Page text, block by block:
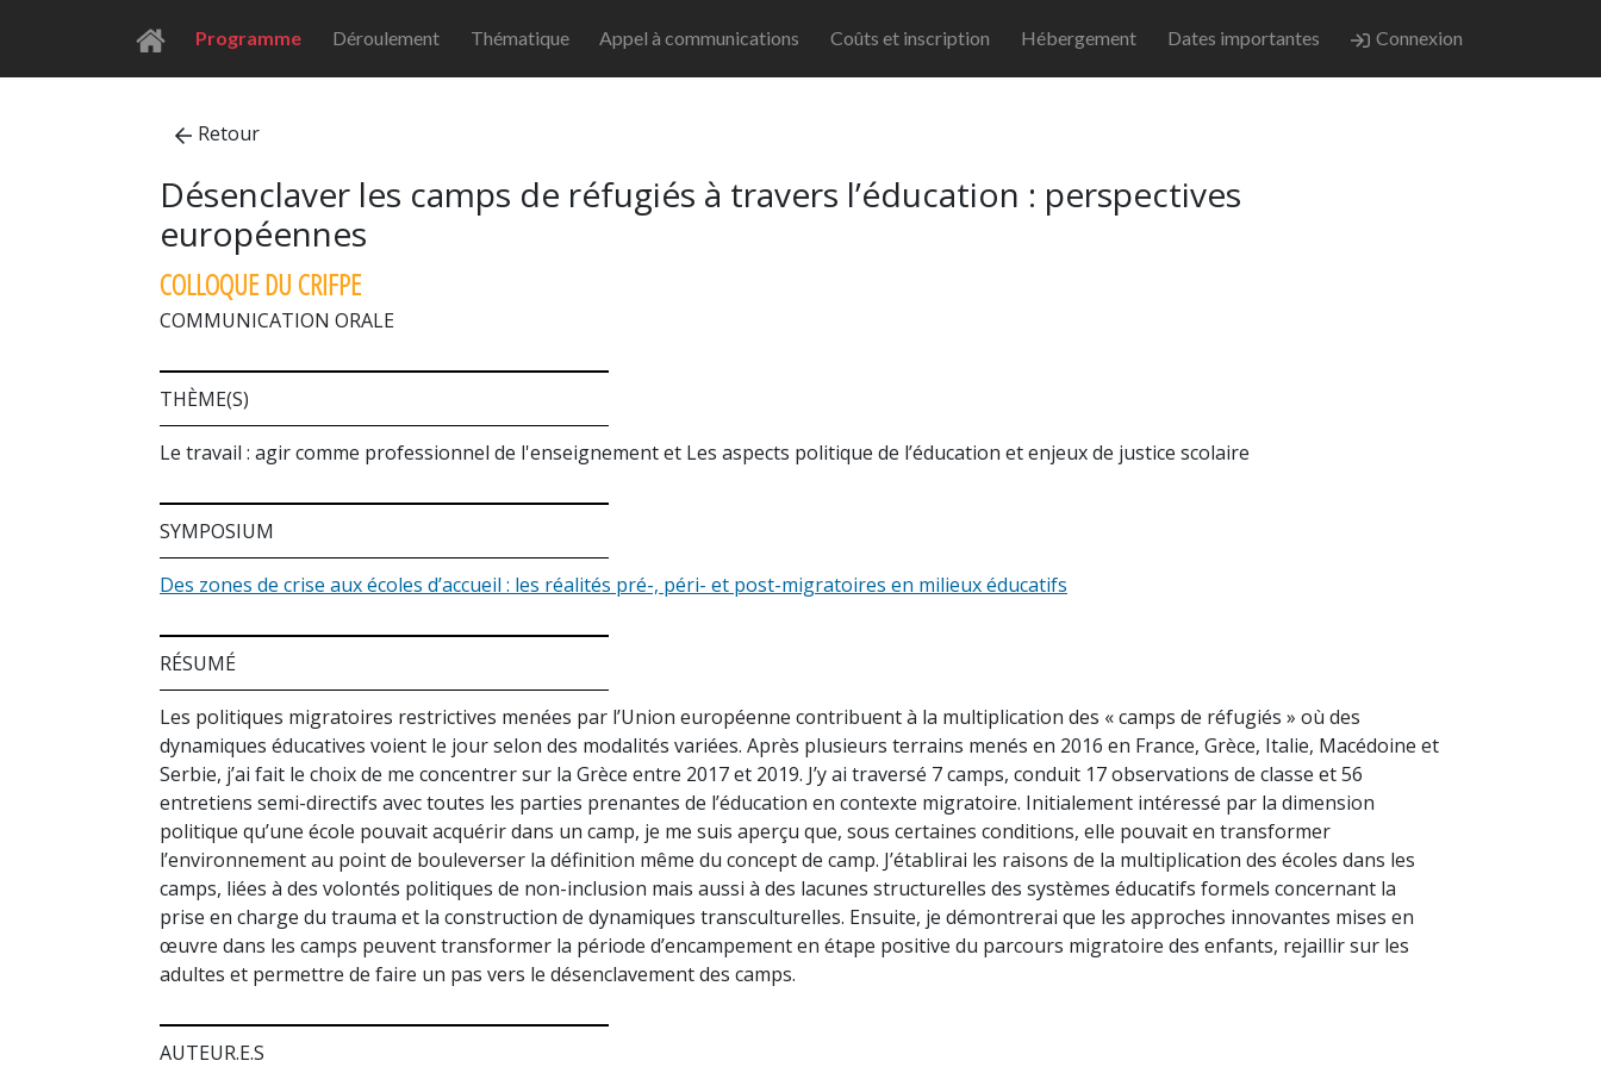
Programme Déroulement Thématique Appel à communications Coûts et inscription Hébergement Dates importantes Connexion
Retour
Désenclaver les camps de réfugiés à travers l’éducation : perspectives
européennes
COLLOQUE DU CRIFPE
COMMUNICATION ORALE
THÈME(S)
Le travail : agir comme professionnel de l'enseignement et Les aspects politique de l’éducation et enjeux de justice scolaire
SYMPOSIUM
Des zones de crise aux écoles d’accueil : les réalités pré-, péri- et post-migratoires en milieux éducatifs
RÉSUMÉ
Les politiques migratoires restrictives menées par l’Union européenne contribuent à la multiplication des « camps de réfugiés » où des
dynamiques éducatives voient le jour selon des modalités variées. Après plusieurs terrains menés en 2016 en France, Grèce, Italie, Macédoine et
Serbie, j’ai fait le choix de me concentrer sur la Grèce entre 2017 et 2019. J’y ai traversé 7 camps, conduit 17 observations de classe et 56
entretiens semi-directifs avec toutes les parties prenantes de l’éducation en contexte migratoire. Initialement intéressé par la dimension
politique qu’une école pouvait acquérir dans un camp, je me suis aperçu que, sous certaines conditions, elle pouvait en transformer
l’environnement au point de bouleverser la définition même du concept de camp. J’établirai les raisons de la multiplication des écoles dans les
camps, liées à des volontés politiques de non-inclusion mais aussi à des lacunes structurelles des systèmes éducatifs formels concernant la
prise en charge du trauma et la construction de dynamiques transculturelles. Ensuite, je démontrerai que les approches innovantes mises en
œuvre dans les camps peuvent transformer la période d’encampement en étape positive du parcours migratoire des enfants, rejaillir sur les
adultes et permettre de faire un pas vers le désenclavement des camps.
AUTEUR.E.S